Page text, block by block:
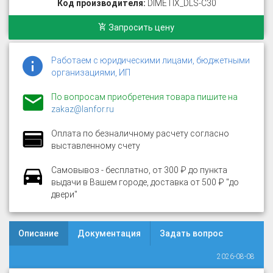
Код производителя: DIMETIX_DLS-C30
Запросить цену
Работаем с юридическими лицами, бюджетными
организациями, ИП
По вопросам приобретения товара пишите на
zakaz@lanfor.ru
Оплата по безналичному расчету согласно
выставленному счету
Самовывоз - бесплатно, от 300 ₽ до пункта
выдачи в Вашем городе, доставка от 500 ₽ "до
двери"
Описание Документация Задать вопрос
2026-08-08